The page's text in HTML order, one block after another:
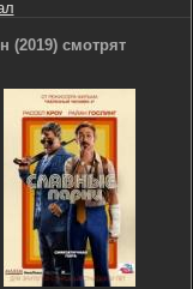
(2019) смотрят